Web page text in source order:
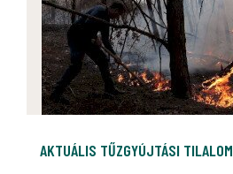
AKTUÁLIS TŰZGYÚJTÁSI TILALOM